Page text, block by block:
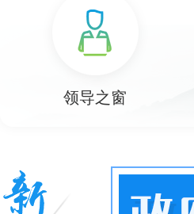
领导之窗